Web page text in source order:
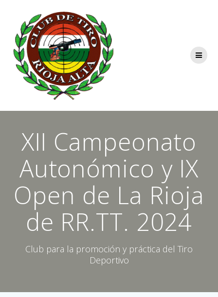
XII Campeonato
Autonómico y IX
Open de La Rioja
de RR.TT. 2024
Club para la promoción y práctica del Tiro
Deportivo